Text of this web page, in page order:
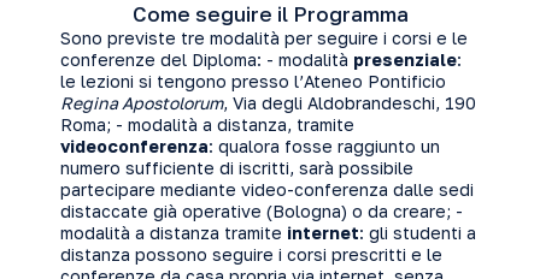
Come seguire il Programma
Sono previste tre modalità per seguire i corsi e le
conferenze del Diploma: - modalità presenziale:
le lezioni si tengono presso l’Ateneo Pontificio
Regina Apostolorum, Via degli Aldobrandeschi, 190
Roma; - modalità a distanza, tramite
videoconferenza: qualora fosse raggiunto un
numero sufficiente di iscritti, sarà possibile
partecipare mediante video-conferenza dalle sedi
distaccate già operative (Bologna) o da creare; -
modalità a distanza tramite internet: gli studenti a
distanza possono seguire i corsi prescritti e le